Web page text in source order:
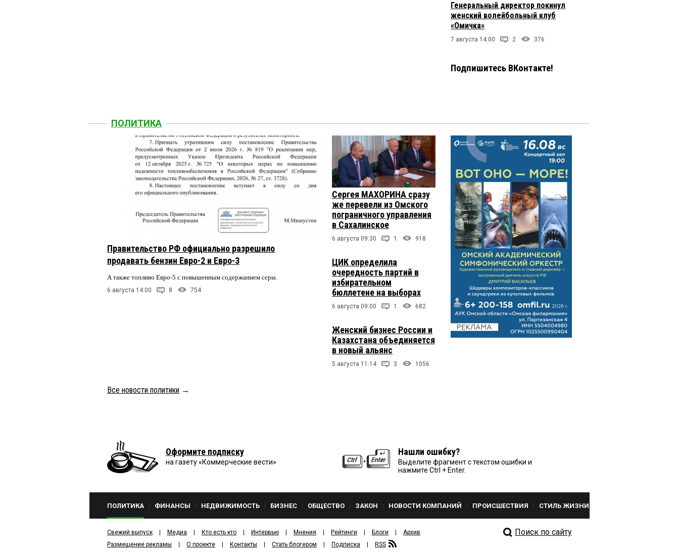
Генеральный директор покинул
женский волейбольный клуб
«Омичка»
7 августа 14:00 2 376
Подпишитесь ВКонтакте!
ПОЛИТИКА
Правительство РФ официально разрешило
продавать бензин Евро-2 и Евро-3
А также топливо Евро-5 с повышенным содержанием серы.
6 августа 14:00 8 754
Сергея МАХОРИНА сразу
же перевели из Омского
пограничного управления
в Сахалинское
6 августа 09:30 1 918
ЦИК определила
очередность партий в
избирательном
бюллетене на выборах
6 августа 09:00 1 682
Женский бизнес России и
Казахстана объединяется
в новый альянс
5 августа 11:14 3 1056
Все новости политики →
Оформите подписку
на газету «Коммерческие вести»
Нашли ошибку?
Выделите фрагмент с текстом ошибки и
нажмите Ctrl + Enter.
ПОЛИТИКА ФИНАНСЫ НЕДВИЖИМОСТЬ БИЗНЕС ОБЩЕСТВО ЗАКОН НОВОСТИ КОМПАНИЙ ПРОИСШЕСТВИЯ СТИЛЬ ЖИЗНИ
Свежий выпуск Медиа Кто есть кто Интервью Мнения Рейтинги Блоги
Архив
Размещение рекламы
О проекте Контакты Стать блогером Подписка RSS
Поиск по сайту